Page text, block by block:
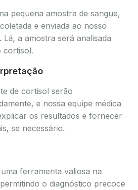
pequena amostra de sangue,
e enviada ao nosso
a amostra será analisada
cortisol.
de cortisol serão
e nossa equipe médica
os resultados e fornecer
se necessário.
ferramenta valiosa na
o diagnóstico precoce